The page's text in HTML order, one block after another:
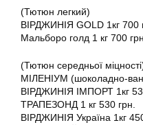
(Тютюн легкий)
ВІРДЖИНІЯ GOLD 1кг 700
Мальборо голд 1 кг 700 грн
(Тютюн середньої
МІЛЕНІУМ (шоколадно-
ВІРДЖИНІЯ ІМПОРТ 1кг
ТРАПЕЗОНД 1 кг 530 грн.
ВІРДЖИНІЯ Україна 1кг